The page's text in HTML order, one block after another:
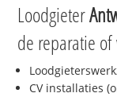
Loodgieter
de reparatie
CV installaties